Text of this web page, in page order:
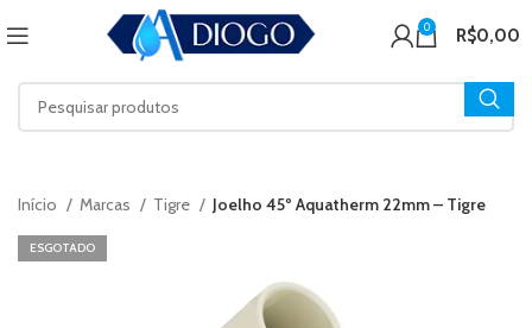
0 R$0,00
Início Marcas Tigre Joelho 45º Aquatherm 22mm – Tigre
ESGOTADO